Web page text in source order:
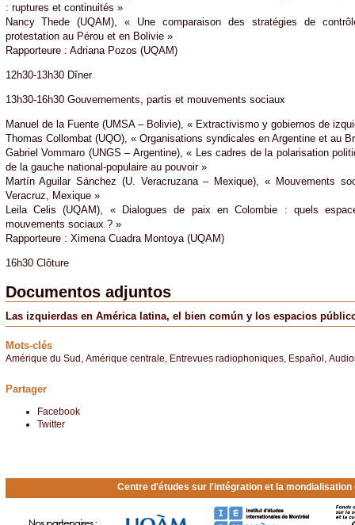
: ruptures et continuités »
Nancy Thede (UQAM), « Une comparaison des stratégies de
protestation au Pérou et en Bolivie »
Rapporteure : Adriana Pozos (UQAM)
12h30-13h30 Dîner
13h30-16h30 Gouvernements, partis et mouvements sociaux
Manuel de la Fuente (UMSA – Bolivie), « Extractivismo y gobiernos de
Thomas Collombat (UQO), « Organisations syndicales en Argentine et au
Gabriel Vommaro (UNGS – Argentine), « Les cadres de la polarisation
de la gauche national-populaire au pouvoir »
Martín Aguilar Sánchez (U. Veracruzana – Mexique), « Mouvements
Veracruz, Mexique »
Leila Celis (UQAM), « Dialogues de paix en Colombie : quels
mouvements sociaux ? »
Rapporteure : Ximena Cuadra Montoya (UQAM)
16h30 Clôture
Documentos adjuntos
Las izquierdas en América latina, el bien común y los espacios
Mots-clés
Amérique du Sud Amérique centrale Entrevues radiophoniques, Español
Partager
Facebook
Twitter
Centre d'études sur l'intégration et la mondialisation